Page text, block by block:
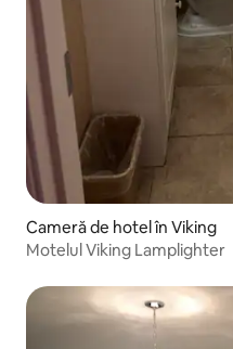
Cameră de hotel în Viking
Motelul Viking Lamplighter